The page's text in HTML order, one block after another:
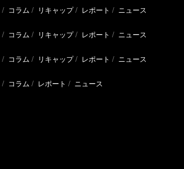
コラム リキャップ レポート ニュース
コラム リキャップ レポート ニュース
コラム リキャップ レポート ニュース
コラム レポート ニュース